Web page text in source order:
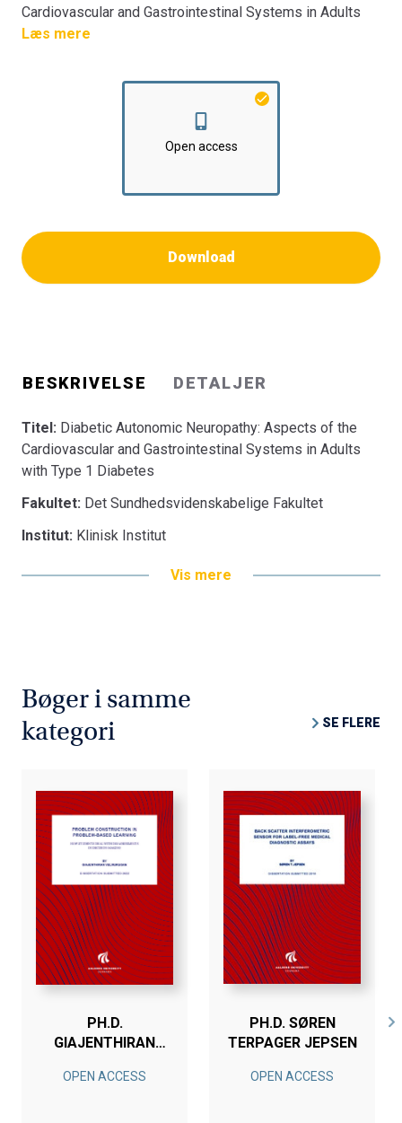
Cardiovascular and Gastrointestinal Systems in Adults
with Type 1 Diabetes
Klinisk Institut
Læs mere
Open access
Download
BESKRIVELSE DETALJER
Titel: Diabetic Autonomic Neuropathy: Aspects of the
Cardiovascular and Gastrointestinal Systems in Adults
with Type 1 Diabetes
Fakultet: Det Sundhedsvidenskabelige Fakultet
Institut: Klinisk Institut
Vis mere
Bøger i samme
kategori
SE FLERE
PH.D.
GIAJENTHIRAN
VELMURUGAN
OPEN ACCESS
PH.D. SØREN
TERPAGER JEPSEN
OPEN ACCESS